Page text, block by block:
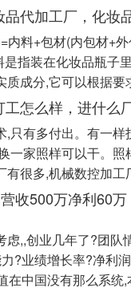
代加工厂，化妆
内料+包材(内包材+
是指装在化妆品瓶子
质成分,它可以根据要
怎么样，进什么
,只有多付出。有一样
一家照样可以干。照
有很多,机械数控加工
收500万净利60
虑,,创业几年了?团队
?业绩增长率?净利
在中国没有那么系统,